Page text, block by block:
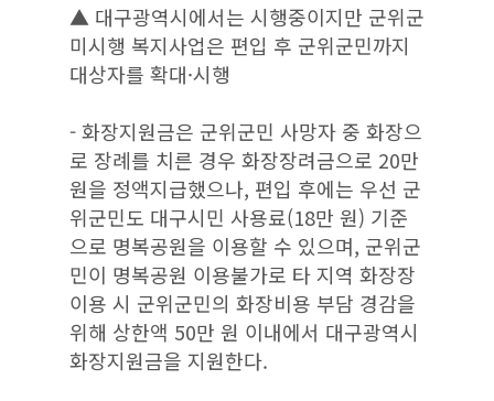
▲ 대구광역시에서는 시행중이지만 군위군
미시행 복지사업은 편입 후 군위군민까지
대상자를 확대·시행
- 화장지원금은 군위군민 사망자 중 화장으
로 장례를 치른 경우 화장장려금으로 20만
원을 정액지급했으나, 편입 후에는 우선 군
위군민도 대구시민 사용료(18만 원) 기준
으로 명복공원을 이용할 수 있으며, 군위군
민이 명복공원 이용불가로 타 지역 화장장
이용 시 군위군민의 화장비용 부담 경감을
위해 상한액 50만 원 이내에서 대구광역시
화장지원금을 지원한다.